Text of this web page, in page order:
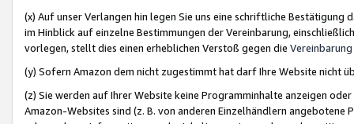
(x) Auf unser Verlangen hin legen Sie uns eine schriftliche
im Hinblick auf einzelne Bestimmungen der Vereinbarung,
vorlegen, stellt dies einen erheblichen Verstoß gegen die Vereinbarung
(y) Sofern Amazon dem nicht zugestimmt hat darf Ihre Website nicht
(z) Sie werden auf Ihrer Website keine Programminhalte anzeigen
Amazon-Websites sind (z. B. von anderen Einzelhändlern